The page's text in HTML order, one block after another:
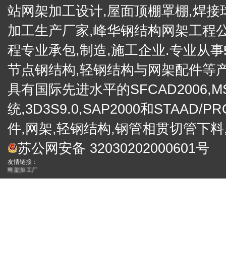
站网架加工设计,屋面顶棚罩棚,焊接
加工生产厂家,峰华钢结构网架工程
程专业承包,制造,施工企业.专业从事
节点钢结构,轻钢结构与网架配件等
具有国际先进水平的
统,3D3S9.0,SAP2000和STAAD/
件,网架,轻钢结构,钢管相贯切管下
苏公网安备 32030202000601号
友情链接：
电子礼炮
礼炮
徐州网架厂
网架
网架加工厂
便携式金相